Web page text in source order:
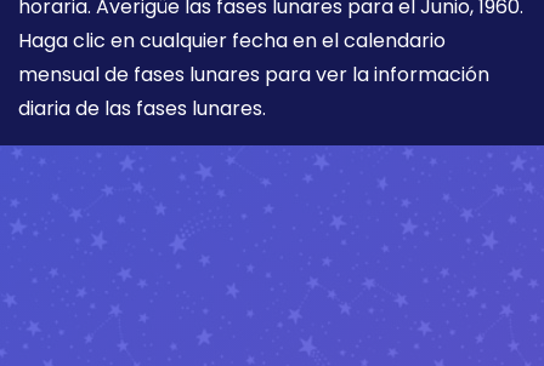
horaria. Averigüe las fases lunares para el Junio, 1960.
Haga clic en cualquier fecha en el calendario
mensual de fases lunares para ver la información
diaria de las fases lunares.